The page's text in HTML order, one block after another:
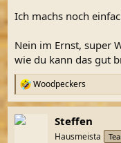
:
Ich machs noch
Nein im Ernst, super
wie du kann das gut
R
e
a
k
Woodpeckers
Steffen
Hausmeista